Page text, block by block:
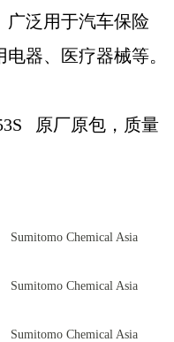
广泛用于汽车保险
器、医疗器械等。
原厂原包，质量
Sumitomo Chemical Asia
Sumitomo Chemical Asia
Sumitomo Chemical Asia